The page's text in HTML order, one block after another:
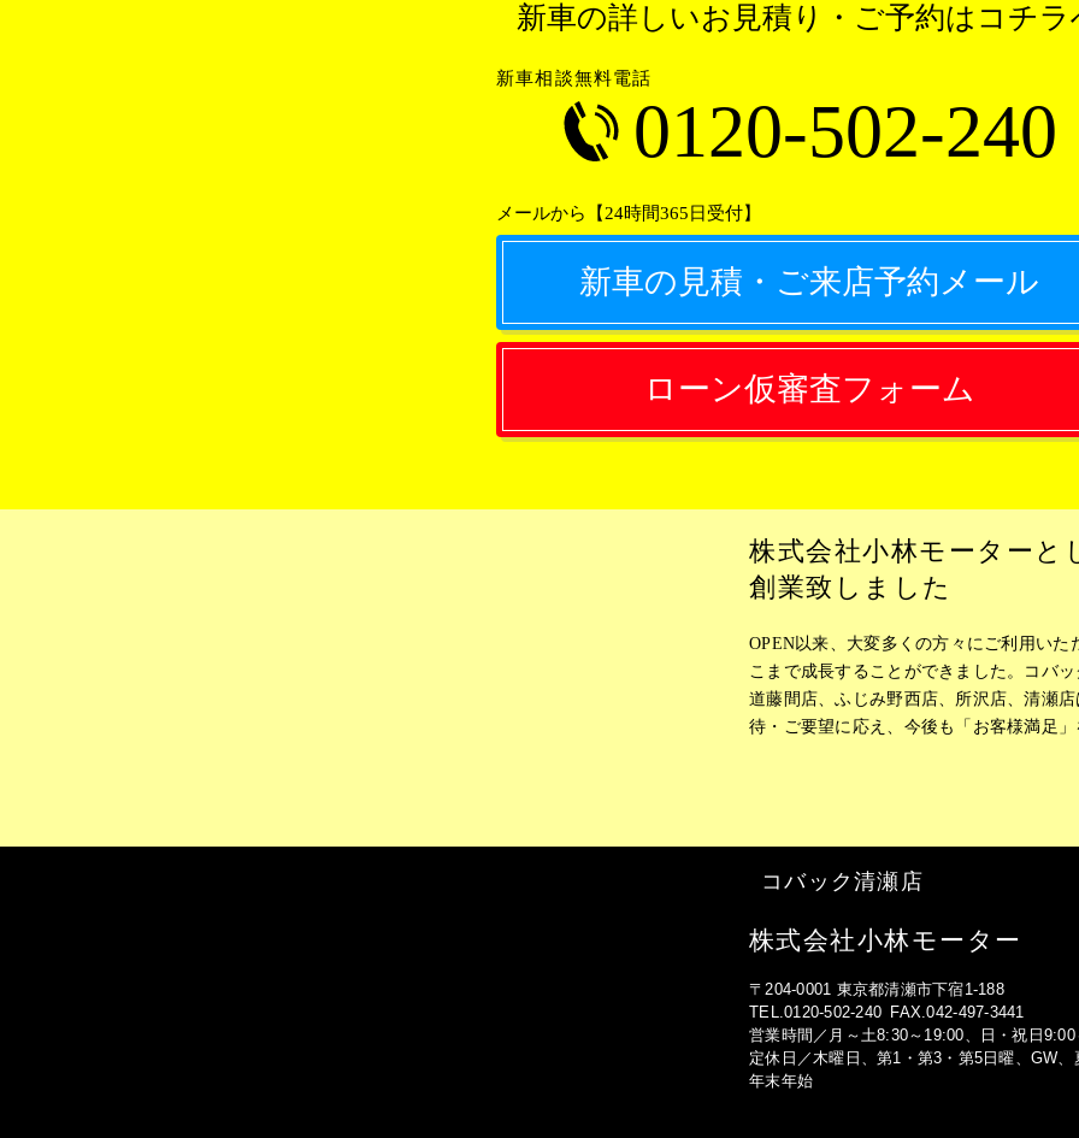
新車の詳しいお見積り・ご予約はコチラ
新車相談無料電話
0120-502-240
メールから【24時間365日受付】
新車の見積・ご来店予約メール
ローン仮審査フォーム
株式会社小林モーターと
創業致しました
OPEN以来、大変多くの方々にご利用い
こまで成長することができました。コバ
道藤間店、ふじみ野西店、所沢店、清瀬
待・ご要望に応え、今後も「お客様満足
コバック清瀬店
株式会社小林モーター
〒204-0001 東京都清瀬市下宿1-188
TEL.0120-502-240 FAX.042-497-3441
営業時間／月～土8:30～19:00、日・祝日
定休日／木曜日、第1・第3・第5日曜、GW、
年末年始